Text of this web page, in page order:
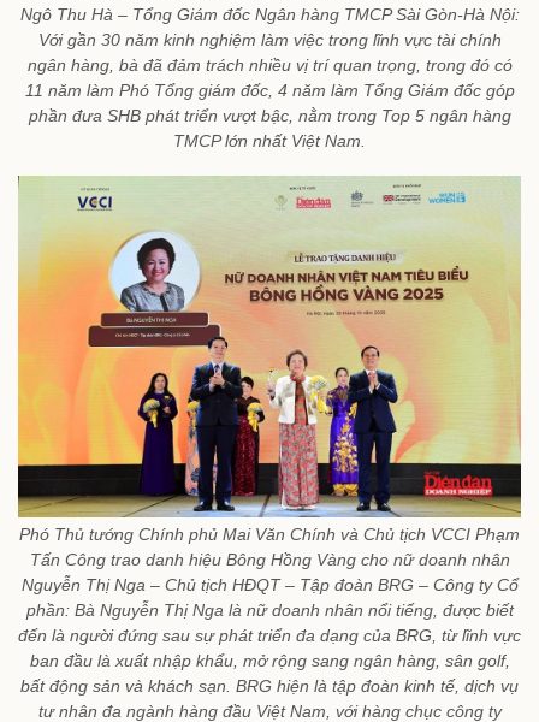
Ngô Thu Hà – Tổng Giám đốc Ngân hàng TMCP Sài Gòn-Hà Nội:
Với gần 30 năm kinh nghiệm làm việc trong lĩnh vực tài chính
ngân hàng, bà đã đảm trách nhiều vị trí quan trọng, trong đó có
11 năm làm Phó Tổng giám đốc, 4 năm làm Tổng Giám đốc góp
phần đưa SHB phát triển vượt bậc, nằm trong Top 5 ngân hàng
TMCP lớn nhất Việt Nam.
Phó Thủ tướng Chính phủ Mai Văn Chính và Chủ tịch VCCI Phạm
Tấn Công trao danh hiệu Bông Hồng Vàng cho nữ doanh nhân
Nguyễn Thị Nga – Chủ tịch HĐQT – Tập đoàn BRG – Công ty Cổ
phần: Bà Nguyễn Thị Nga là nữ doanh nhân nổi tiếng, được biết
đến là người đứng sau sự phát triển đa dạng của BRG, từ lĩnh vực
ban đầu là xuất nhập khẩu, mở rộng sang ngân hàng, sân golf,
bất động sản và khách sạn. BRG hiện là tập đoàn kinh tế, dịch vụ
tư nhân đa ngành hàng đầu Việt Nam, với hàng chục công ty